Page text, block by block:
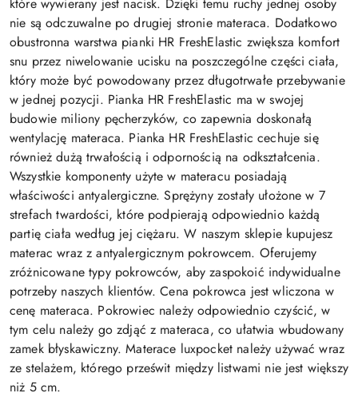
nie są odczuwalne po drugiej stronie materaca. Dodatkowo
obustronna warstwa pianki HR FreshElastic zwiększa komfort
snu przez niwelowanie ucisku na poszczególne części ciała,
który może być powodowany przez długotrwałe przebywanie
w jednej pozycji. Pianka HR FreshElastic ma w swojej
budowie miliony pęcherzyków, co zapewnia doskonałą
wentylację materaca. Pianka HR FreshElastic cechuje się
również dużą trwałością i odpornością na odkształcenia.
Wszystkie komponenty użyte w materacu posiadają
właściwości antyalergiczne. Sprężyny zostały ułożone w 7
strefach twardości, które podpierają odpowiednio każdą
partię ciała według jej ciężaru. W naszym sklepie kupujesz
materac wraz z antyalergicznym pokrowcem. Oferujemy
zróżnicowane typy pokrowców, aby zaspokoić indywidualne
potrzeby naszych klientów. Cena pokrowca jest wliczona w
cenę materaca. Pokrowiec należy odpowiednio czyścić, w
tym celu należy go zdjąć z materaca, co ułatwia wbudowany
zamek błyskawiczny. Materace luxpocket należy używać wraz
ze stelażem, którego prześwit między listwami nie jest większy
niż 5 cm.